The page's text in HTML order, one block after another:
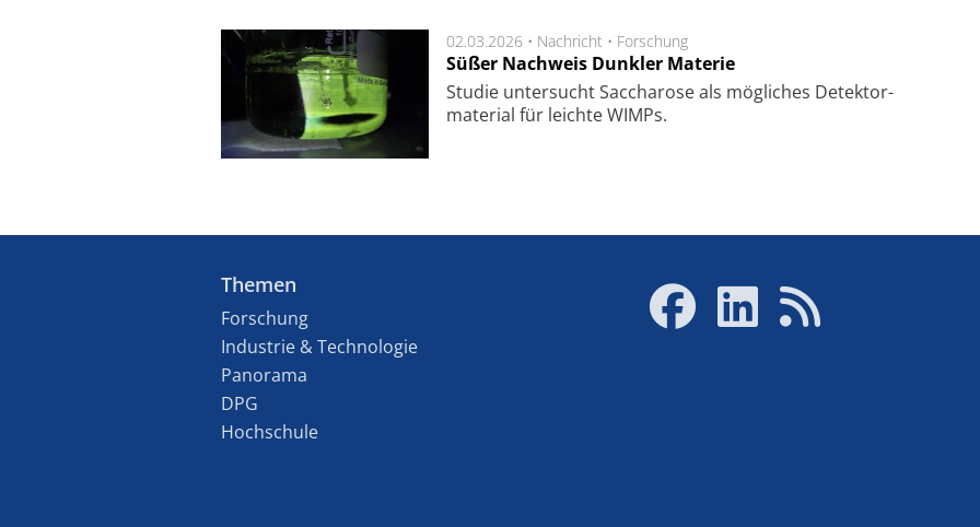
02.03.2026 • Nachricht • Forschung
Süßer Nachweis Dunkler Materie
Studie unter­sucht Saccha­ro­se als mög­li­ches De­tek­tor­
ma­te­rial für leich­te WIMPs.
Themen
Forschung
Industrie & Technologie
Panorama
DPG
Hochschule